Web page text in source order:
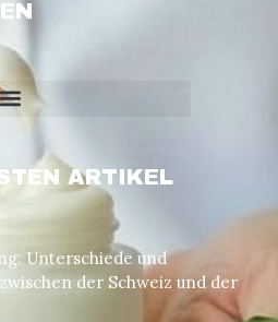
ARTIKEL
Unterschiede und
der Schweiz und der